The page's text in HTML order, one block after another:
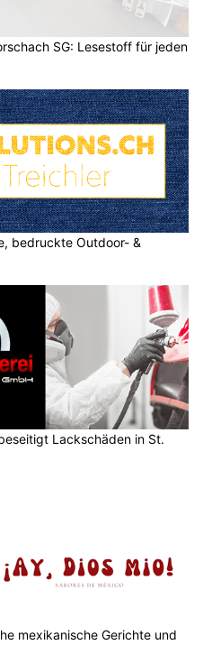
Events & Hochzeiten in Zürich
und Heizlösungen für jeden Bedarf
SUP-Fahrer
– Suche läuft
Stand-up-Paddle-Fahrern
an.
muss davon
Männer während des
und ertranken.
Outdoor- & Arbeitsbekleidung
im Raum Olten SO
Klima und Solar
Gerichte und Brunch
Sonne, später
Alpen
Vorderseite einer flachen